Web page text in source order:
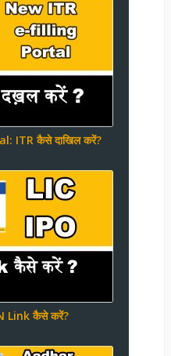
ITR कैसे दाखिल करें?
Link कैसे करें?